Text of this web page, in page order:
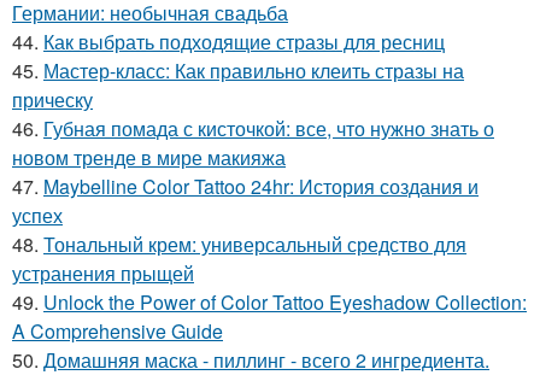
Германии: необычная свадьба
44. Как выбрать подходящие стразы для ресниц
45. Мастер-класс: Как правильно клеить стразы на
прическу
46. Губная помада с кисточкой: все, что нужно знать о
новом тренде в мире макияжа
47. Maybelline Color Tattoo 24hr: История создания и
успех
48. Тональный крем: универсальный средство для
устранения прыщей
49. Unlock the Power of Color Tattoo Eyeshadow Collection:
A Comprehensive Guide
50. Домашняя маска - пиллинг - всего 2 ингредиента.